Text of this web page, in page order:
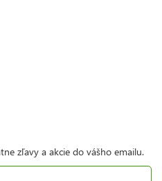
zľavy a akcie do vášho emailu.